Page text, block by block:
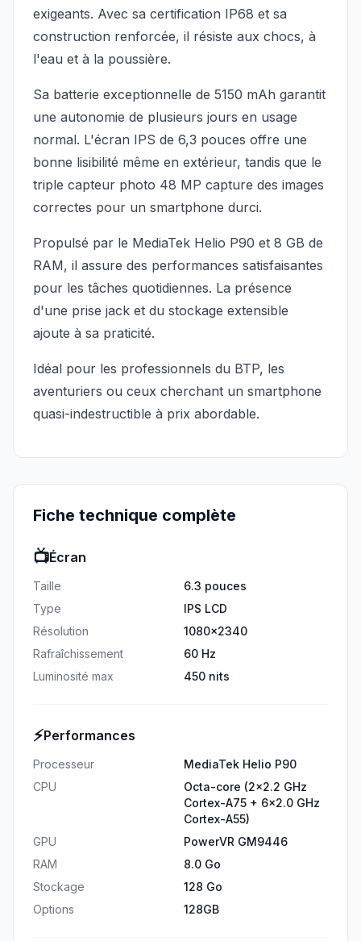
exigeants. Avec sa certification IP68 et sa
construction renforcée, il résiste aux chocs, à
l'eau et à la poussière.
Sa batterie exceptionnelle de 5150 mAh garantit
une autonomie de plusieurs jours en usage
normal. L'écran IPS de 6,3 pouces offre une
bonne lisibilité même en extérieur, tandis que le
triple capteur photo 48 MP capture des images
correctes pour un smartphone durci.
Propulsé par le MediaTek Helio P90 et 8 GB de
RAM, il assure des performances satisfaisantes
pour les tâches quotidiennes. La présence
d'une prise jack et du stockage extensible
ajoute à sa praticité.
Idéal pour les professionnels du BTP, les
aventuriers ou ceux cherchant un smartphone
quasi-indestructible à prix abordable.
Fiche technique complète
📺Écran
Taille
6.3 pouces
Type
IPS LCD
Résolution
1080x2340
Rafraîchissement
60 Hz
Luminosité max
450 nits
⚡Performances
Processeur
MediaTek Helio P90
CPU
Octa-core (2x2.2 GHz
Cortex-A75 + 6x2.0 GHz
Cortex-A55)
GPU
PowerVR GM9446
RAM
8.0 Go
Stockage
128 Go
Options
128GB